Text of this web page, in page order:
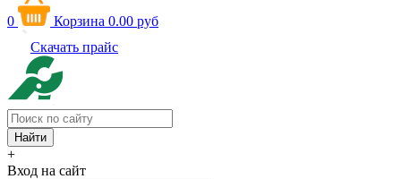
0 Корзина 0.00 руб
Скачать прайс
+
Вход на сайт